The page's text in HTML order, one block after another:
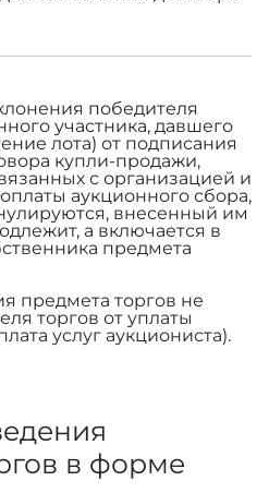
победителя
участника, давшего
лота) от подписания
купли-продажи,
с организацией и
аукционного сбора,
внесенный им
а включается в
предмета
предмета торгов не
торгов от уплаты
услуг аукциониста).
в форме